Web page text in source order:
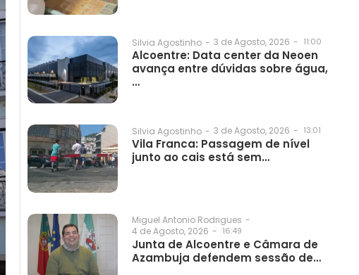
Silvia Agostinho - 3 de Agosto, 2026 - 11:00
Alcoentre: Data center da Neoen
avança entre dúvidas sobre água,
…
Silvia Agostinho - 3 de Agosto, 2026 - 13:01
Vila Franca: Passagem de nível
junto ao cais está sem…
Miguel Antonio Rodrigues -
4 de Agosto, 2026 - 16:49
Junta de Alcoentre e Câmara de
Azambuja defendem sessão de…